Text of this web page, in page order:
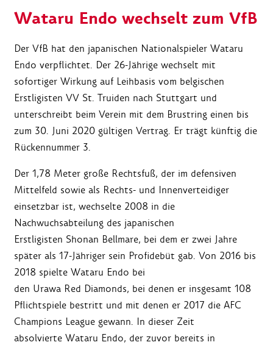
Wataru Endo wechselt zum VfB
Der VfB hat den japanischen Nationalspieler Wataru
Endo verpflichtet. Der 26-Jährige wechselt mit
sofortiger Wirkung auf Leihbasis vom belgischen
Erstligisten VV St. Truiden nach Stuttgart und
unterschreibt beim Verein mit dem Brustring einen bis
zum 30. Juni 2020 gültigen Vertrag. Er trägt künftig die
Rückennummer 3.
Der 1,78 Meter große Rechtsfuß, der im defensiven
Mittelfeld sowie als Rechts- und Innenverteidiger
einsetzbar ist, wechselte 2008 in die
Nachwuchsabteilung des japanischen
Erstligisten Shonan Bellmare, bei dem er zwei Jahre
später als 17-Jähriger sein Profidebüt gab. Von 2016 bis
2018 spielte Wataru Endo bei
den Urawa Red Diamonds, bei denen er insgesamt 108
Pflichtspiele bestritt und mit denen er 2017 die AFC
Champions League gewann. In dieser Zeit
absolvierte Wataru Endo, der zuvor bereits in